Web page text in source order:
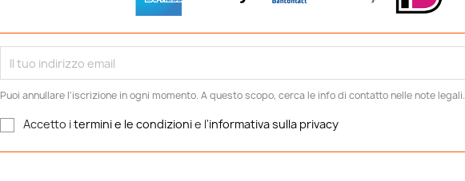
Puoi annullare l'iscrizione in ogni momento. A questo scopo, cerca le info di contatto nelle note legali.
Accetto itermini e le condizionie l'informativa sulla privacy